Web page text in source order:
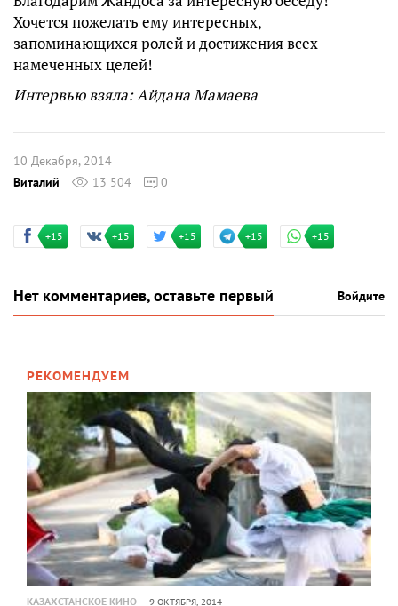
Хочется пожелать ему интересных,
запоминающихся ролей и достижения всех
намеченных целей!
Интервью взяла: Айдана Мамаева
10 Декабря, 2014
Виталий
13 504 0
+15 +15 +15 +15 +15
Нет комментариев, оставьте первый Войдите
РЕКОМЕНДУЕМ
КАЗАХСТАНСКОЕ КИНО 9 ОКТЯБРЯ, 2014